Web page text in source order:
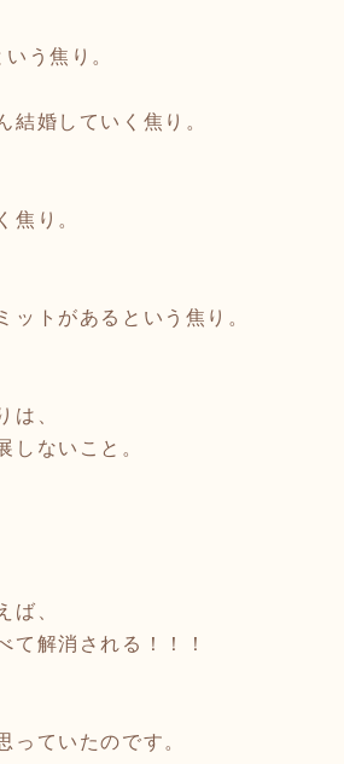
う焦り。
結婚していく焦り。
焦り。
ットがあるという焦り。
は、
しないこと。
ば、
て解消される！！！
っていたのです。